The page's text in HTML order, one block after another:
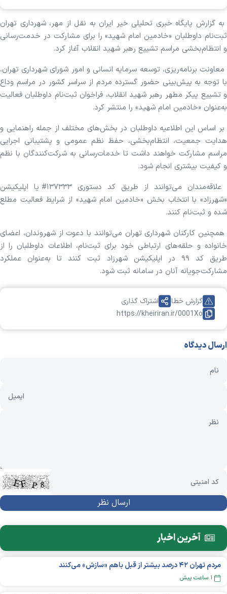
به گزارش پایگاه خبری تحلیلی خیر ایران به نقل از مهر، شهرداری تهران
ثبت‌نام داوطلبان «خادمین امام شهید» را برای مشارکت در خدمت‌رسانی
و انتظام‌بخشی مراسم تشییع رهبر شهید انقلاب آغاز کرد.
معاونت برنامه‌ریزی، توسعه سرمایه انسانی و امور شورای شهرداری تهران،
با توجه به پیش‌بینی حضور گسترده مردم از سراسر کشور در مراسم وداع
و تشییع پیکر مطهر رهبر شهید انقلاب، فراخوان ثبت‌نام داوطلبان فعالیت
به‌عنوان «خادمین امام شهید» را منتشر کرد.
بر اساس این اطلاعیه داوطلبان در بخش‌های مختلف از جمله راهنمایی و
هدایت جمعیت، انتظام‌بخشی، حفظ نظم عمومی و پشتیبانی اجرایی
مراسم مشارکت خواهند داشت تا خدمات‌رسانی به شرکت‌کنندگان با نظم
و کیفیت بیشتری انجام شود.
علاقه‌مندان می‌توانند از طریق کد دستوری ۱۳۷۳۳۳# یا اپلیکیشن
«شهرزاد» با انتخاب بخش «خادمین امام شهید» از شرایط فعالیت مطلع
شده و ثبت‌نام کنند.
همچنین کارکنان شهرداری تهران می‌توانند با دعوت از شهروندان، اعضای
خانواده و حلقه‌های ارتباطی خود برای ثبت‌نام، اطلاعات داوطلبان را از
طریق کد ۹۹ در اپلیکیشن شهرزاد ثبت کنند تا به‌عنوان عملکرد
مشارکت‌جویانه آنان در سامانه ثبت شود.
https://kheiriran.ir/0001Xo
گزارش خطا اشتراک گذاری
ارسال دیدگاه
آخرین اخبار
مردم تهران ۴۲ درصد بیشتر از قبل باهم «سازش» می‌کنند
۱ ساعت پیش